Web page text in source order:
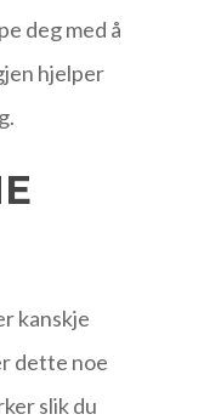
deg med å
hjelper
kanskje
dette noe
slik du